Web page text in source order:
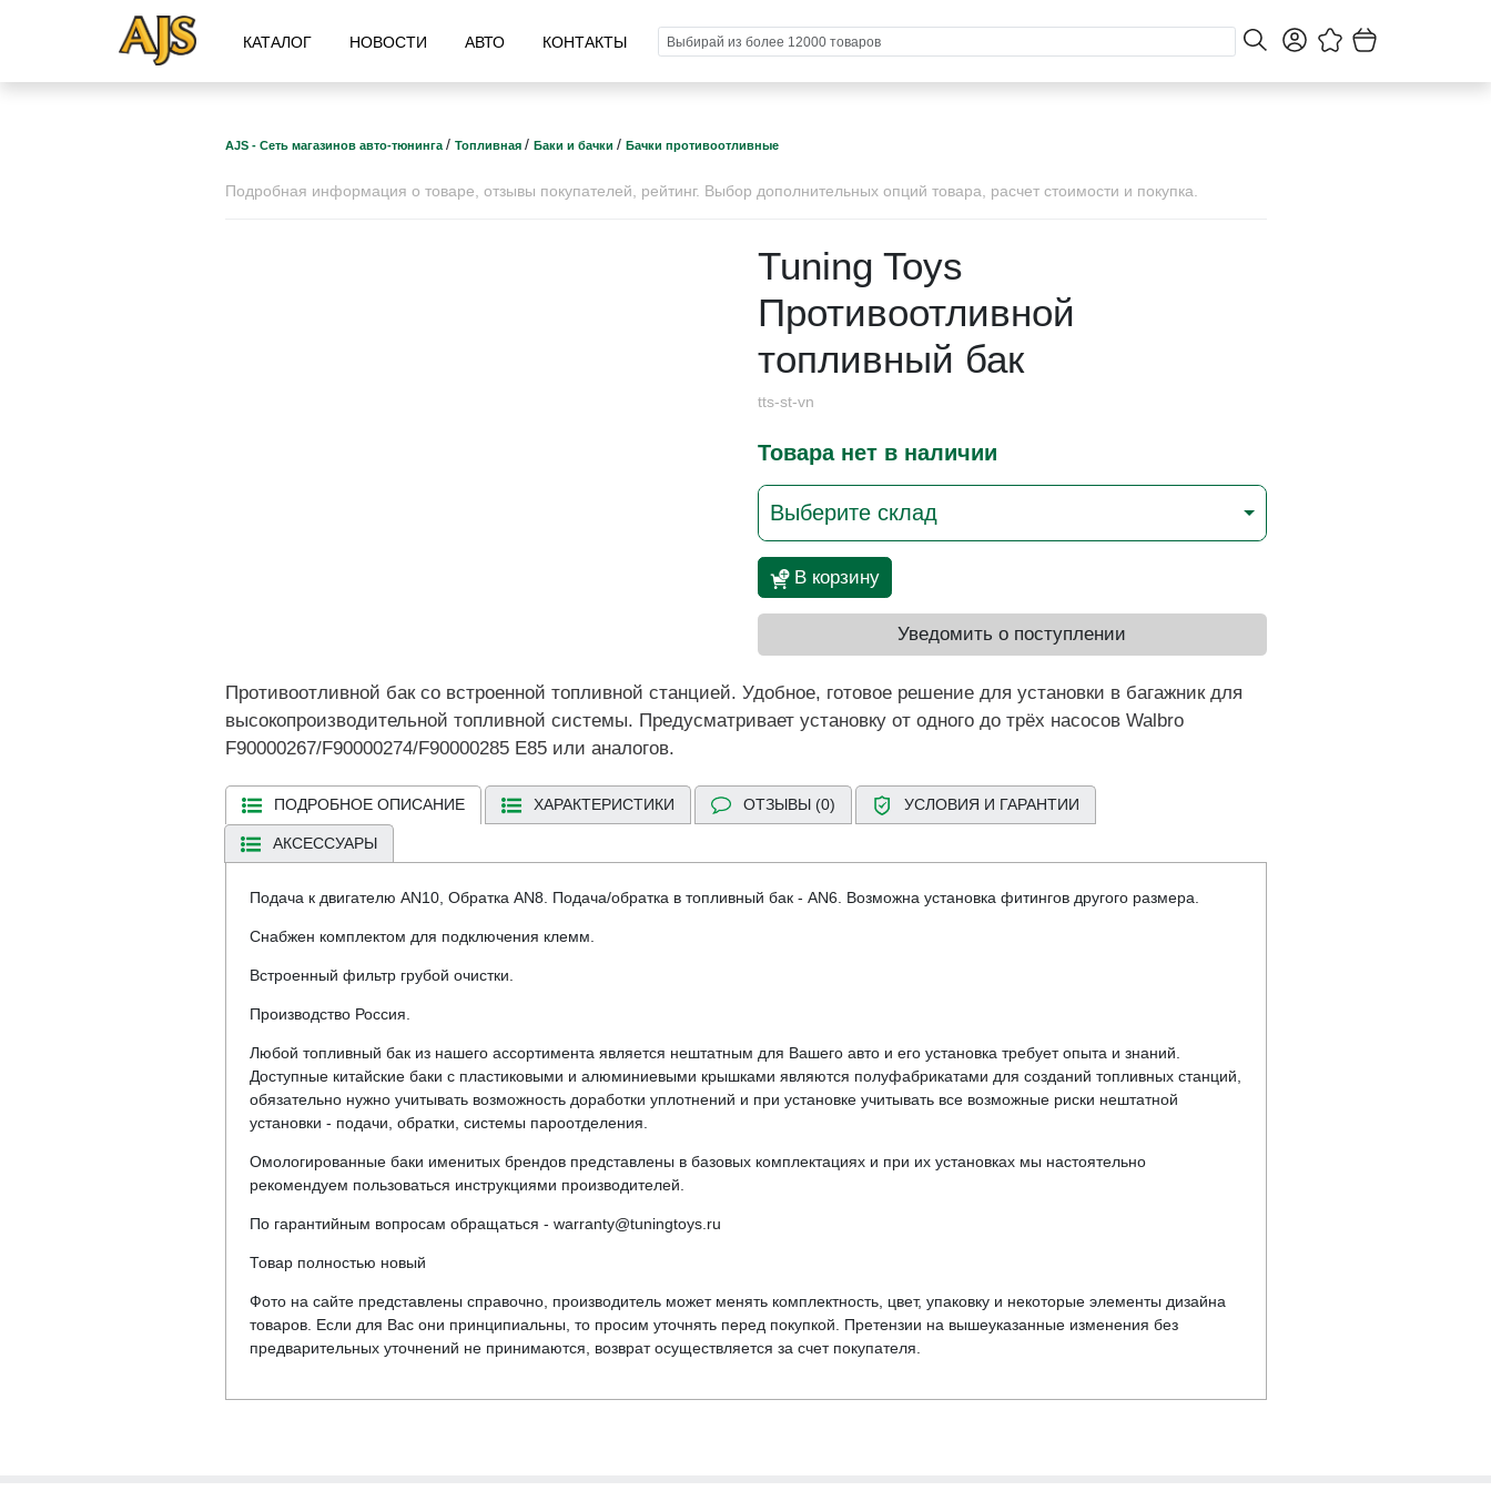
КАТАЛОГ НОВОСТИ АВТО КОНТАКТЫ
AJS - Сеть магазинов авто-тюнинга / Топливная / Баки и бачки / Бачки противоотливные
Подробная информация о товаре, отзывы покупателей, рейтинг. Выбор дополнительных опций товара, расчет стоимости и покупка.
Tuning Toys
Противоотливной
топливный бак
tts-st-vn
Товара нет в наличии
Выберите склад
В корзину
Уведомить о поступлении
Противоотливной бак со встроенной топливной станцией. Удобное, готовое решение для установки в багажник для
высокопроизводительной топливной системы. Предусматривает установку от одного до трёх насосов Walbro
F90000267/F90000274/F90000285 E85 или аналогов.
ПОДРОБНОЕ ОПИСАНИЕ ХАРАКТЕРИСТИКИ ОТЗЫВЫ (0) УСЛОВИЯ И ГАРАНТИИ
АКСЕССУАРЫ
Подача к двигателю AN10, Обратка AN8. Подача/обратка в топливный бак - AN6. Возможна установка фитингов другого размера.
Снабжен комплектом для подключения клемм.
Встроенный фильтр грубой очистки.
Производство Россия.
Любой топливный бак из нашего ассортимента является нештатным для Вашего авто и его установка требует опыта и знаний.
Доступные китайские баки с пластиковыми и алюминиевыми крышками являются полуфабрикатами для созданий топливных станций,
обязательно нужно учитывать возможность доработки уплотнений и при установке учитывать все возможные риски нештатной
установки - подачи, обратки, системы пароотделения.
Омологированные баки именитых брендов представлены в базовых комплектациях и при их установках мы настоятельно
рекомендуем пользоваться инструкциями производителей.
По гарантийным вопросам обращаться - warranty@tuningtoys.ru
Товар полностью новый
Фото на сайте представлены справочно, производитель может менять комплектность, цвет, упаковку и некоторые элементы дизайна
товаров. Если для Вас они принципиальны, то просим уточнять перед покупкой. Претензии на вышеуказанные изменения без
предварительных уточнений не принимаются, возврат осуществляется за счет покупателя.